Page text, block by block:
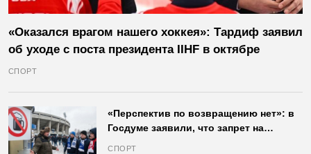
«Оказался врагом нашего хоккея»: Тардиф заявил
об уходе с поста президента IIHF в октябре
СПОРТ
«Перспектив по возвращению нет»: в
Госдуме заявили, что запрет на
СПОРТ